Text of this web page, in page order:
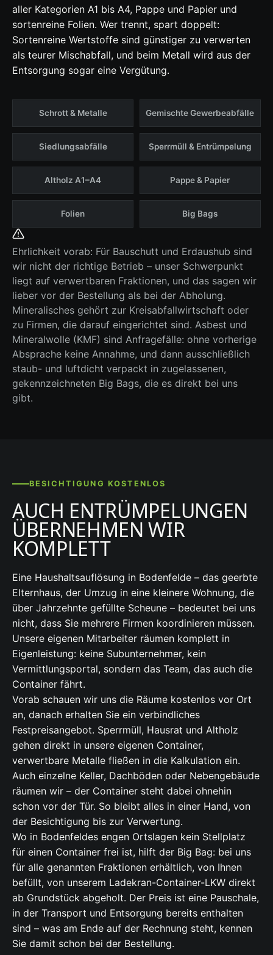
aller Kategorien A1 bis A4, Pappe und Papier und
sortenreine Folien. Wer trennt, spart doppelt:
Sortenreine Wertstoffe sind günstiger zu verwerten
als teurer Mischabfall, und beim Metall wird aus der
Entsorgung sogar eine Vergütung.
Schrott & Metalle Gemischte Gewerbeabfälle
Siedlungsabfälle Sperrmüll & Entrümpelung
Altholz A1–A4 Pappe & Papier
Folien Big Bags
Ehrlichkeit vorab: Für Bauschutt und Erdaushub sind
wir nicht der richtige Betrieb – unser Schwerpunkt
liegt auf verwertbaren Fraktionen, und das sagen wir
lieber vor der Bestellung als bei der Abholung.
Mineralisches gehört zur Kreisabfallwirtschaft oder
zu Firmen, die darauf eingerichtet sind. Asbest und
Mineralwolle (KMF) sind Anfragefälle: ohne vorherige
Absprache keine Annahme, und dann ausschließlich
staub- und luftdicht verpackt in zugelassenen,
gekennzeichneten Big Bags, die es direkt bei uns
gibt.
BESICHTIGUNG KOSTENLOS
AUCH ENTRÜMPELUNGEN
ÜBERNEHMEN WIR
KOMPLETT
Eine Haushaltsauflösung in Bodenfelde – das geerbte
Elternhaus, der Umzug in eine kleinere Wohnung, die
über Jahrzehnte gefüllte Scheune – bedeutet bei uns
nicht, dass Sie mehrere Firmen koordinieren müssen.
Unsere eigenen Mitarbeiter räumen komplett in
Eigenleistung: keine Subunternehmer, kein
Vermittlungsportal, sondern das Team, das auch die
Container fährt.
Vorab schauen wir uns die Räume kostenlos vor Ort
an, danach erhalten Sie ein verbindliches
Festpreisangebot. Sperrmüll, Hausrat und Altholz
gehen direkt in unsere eigenen Container,
verwertbare Metalle fließen in die Kalkulation ein.
Auch einzelne Keller, Dachböden oder Nebengebäude
räumen wir – der Container steht dabei ohnehin
schon vor der Tür. So bleibt alles in einer Hand, von
der Besichtigung bis zur Verwertung.
Wo in Bodenfeldes engen Ortslagen kein Stellplatz
für einen Container frei ist, hilft der Big Bag: bei uns
für alle genannten Fraktionen erhältlich, von Ihnen
befüllt, von unserem Ladekran-Container-LKW direkt
ab Grundstück abgeholt. Der Preis ist eine Pauschale,
in der Transport und Entsorgung bereits enthalten
sind – was am Ende auf der Rechnung steht, kennen
Sie damit schon bei der Bestellung.